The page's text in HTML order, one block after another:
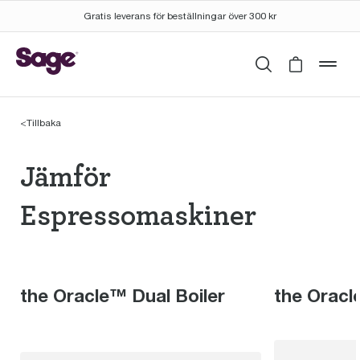
Gratis leverans för beställningar över 300 kr
Sök Cart is
<Tillbaka
Jämför
Jämför
Espressomaskiner
the Oracle™ Dual Boiler the